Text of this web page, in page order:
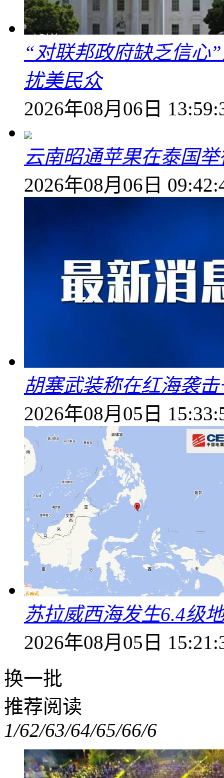
“对联邦政府缺乏信心
扰美民众
2026年08月06日
云南昭通苹果在泰国
2026年08月06日
胡塞武装称在红海袭
2026年08月05日
苏拉威西海发生6.4级
2026年08月05日
换一批
推荐阅读
1/62/63/64/65/66/6